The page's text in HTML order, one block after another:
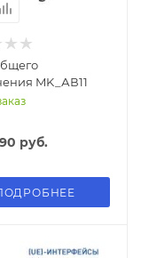
MK_АВ11
руб.